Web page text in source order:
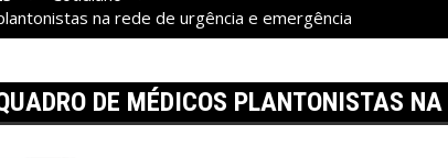
na rede de urgência e emergência
DE MÉDICOS PLANTONISTAS